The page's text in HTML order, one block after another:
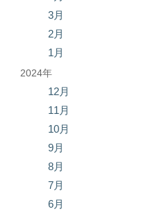
3月
2月
1月
2024年
12月
11月
10月
9月
8月
7月
6月